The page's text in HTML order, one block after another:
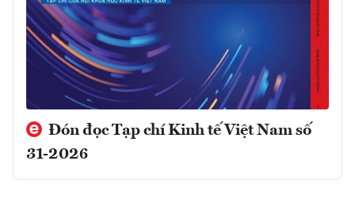
Đón đọc Tạp chí Kinh tế Việt Nam số
31-2026